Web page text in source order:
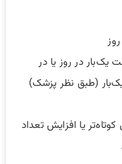
یک‌بار در روز یا در
۱۲ ساعت یک‌بار (طبق نظر پزشک)
یا افزایش تعداد